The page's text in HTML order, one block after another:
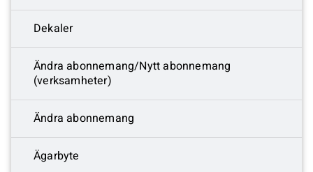
Dekaler
Ändra abonnemang/Nytt abonnemang
(verksamheter)
Ändra abonnemang
Ägarbyte